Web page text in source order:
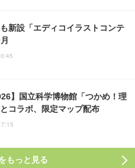
新設「エディコイラストコンテ
】国立科学博物館「つかめ！理
コラボ、限定マップ配布
もっと見る